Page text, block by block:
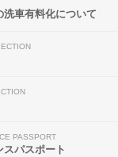
洗車有料化について
PASSPORT
スパスポート